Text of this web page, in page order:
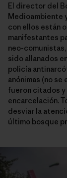
El director del
Medioambiente
con ellos están
manifestantes
neo-
sido allanados
policía
anónimas (no
fueron citados y
encarcelación.
desviar la
último bosque